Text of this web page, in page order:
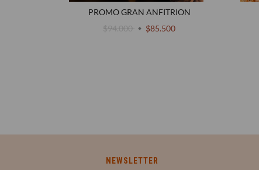
PROMO GRAN ANFITRION
$94.000
$85.500
NEWSLETTER